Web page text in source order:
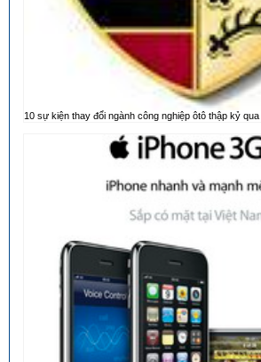
10 sự kiện thay đổi ngành công nghiệp ôtô thập kỷ qua